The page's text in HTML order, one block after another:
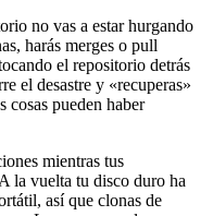
no vas a estar hurgando
harás merges o pull
el repositorio detrás
el desastre y «recuperas»
cosas pueden haber
mientras tus
la vuelta tu disco duro ha
así que clonas de